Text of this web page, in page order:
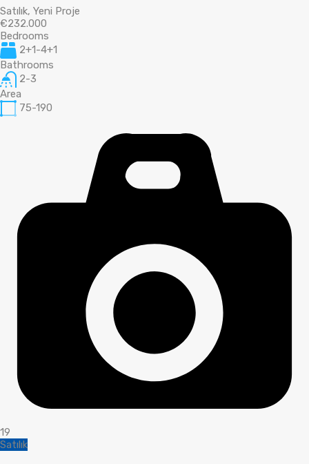
Satılık, Yeni Proje
€232.000
Bedrooms
2+1-4+1
Bathrooms
2-3
Area
75-190
19
Satılık